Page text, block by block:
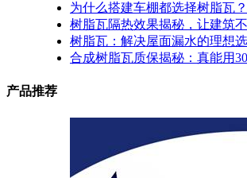
为什么搭建车棚都选择树脂瓦？
树脂瓦隔热效果揭秘，让建筑
树脂瓦：解决屋面漏水的理想
合成树脂瓦质保揭秘：真能用
产品推荐